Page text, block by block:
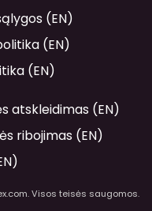
(EN)
(EN)
(EN)
atskleidimas (EN)
ribojimas (EN)
Visos teisės saugomos.